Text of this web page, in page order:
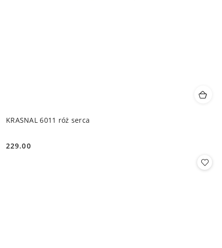
KRASNAL 6011 róż serca
Cena:
229.00